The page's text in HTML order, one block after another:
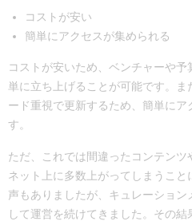
コストが安い
簡単にアクセスが集められる
コストが安いため、ベンチャーや
単に立ち上げることが可能です。
ード重視で更新するため、簡単にア
す。
ただ、これでは間違ったコンテン
ネット上に多数上がってしまうこ
声もありましたが、キュレーショ
して運営を続けてきました。その結